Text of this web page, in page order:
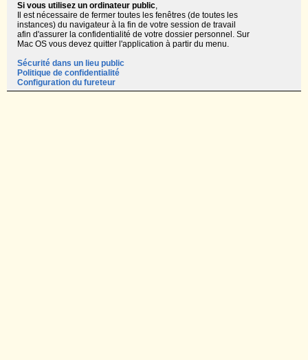
Si vous utilisez un ordinateur public,
Il est nécessaire de fermer toutes les fenêtres (de toutes les
instances) du navigateur à la fin de votre session de travail
afin d'assurer la confidentialité de votre dossier personnel. Sur
Mac OS vous devez quitter l'application à partir du menu.
Sécurité dans un lieu public
Politique de confidentialité
Configuration du fureteur